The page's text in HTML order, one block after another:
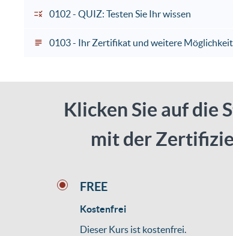
0102 - QUIZ: Testen Sie Ihr wissen
0103 - Ihr Zertifikat und weitere
Klicken Sie auf die
mit der
FREE
Kostenfrei
Dieser Kurs ist kostenfrei.